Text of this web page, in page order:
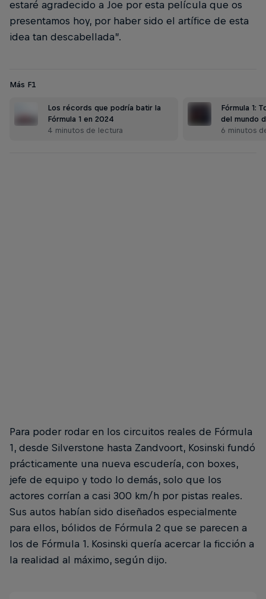
estaré agradecido a Joe por esta película que os
presentamos hoy, por haber sido el artífice de esta
idea tan descabellada”.
Más F1
Los récords que podría batir la
Fórmula 1 en 2024
4 minutos de lectura
Fórmula 1:
del mundo
6 minutos
Para poder rodar en los circuitos reales de Fórmula
1, desde Silverstone hasta Zandvoort, Kosinski fundó
prácticamente una nueva escudería, con boxes,
jefe de equipo y todo lo demás, solo que los
actores corrían a casi 300 km/h por pistas reales.
Sus autos habían sido diseñados especialmente
para ellos, bólidos de Fórmula 2 que se parecen a
los de Fórmula 1. Kosinski quería acercar la ficción a
la realidad al máximo, según dijo.